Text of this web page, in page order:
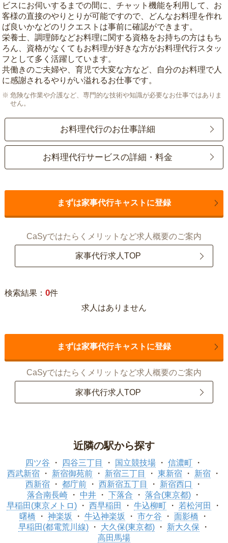
ビスにお伺いするまでの間に、チャット機能を利用して、お
客様の直接のやりとりが可能ですので、どんなお料理を作れ
ば良いかなどのリクエストは事前に確認ができます。
栄養士、調理師などお料理に関する資格をお持ちの方はもち
ろん、資格がなくてもお料理が好きな方がお料理代行スタッ
フとして多く活躍しています。
共働きのご夫婦や、育児で大変な方など、自分のお料理で人
に感謝されるやりがい溢れるお仕事です。
危険な作業や介護など、専門的な技術や知識が必要なお仕事ではありま
せん。
お料理代行のお仕事詳細
お料理代行サービスの詳細・料金
まずは家事代行キャストに登録
CaSyではたらくメリットなど求人概要のご案内
家事代行求人TOP
検索結果： 0件
求人はありません
まずは家事代行キャストに登録
CaSyではたらくメリットなど求人概要のご案内
家事代行求人TOP
近隣の駅から探す
四ツ谷 四谷三丁目 国立競技場
信濃町
西武新宿
新宿御苑前 新宿三丁目 東新宿
新宿
西新宿
都庁前 西新宿五丁目
新宿西口
落合南長崎
中井 下落合
落合(東京都)
早稲田(東京メトロ)
西早稲田 牛込柳町
若松河田
曙橋
神楽坂 牛込神楽坂 市ケ谷
面影橋
早稲田(都電荒川線)
大久保(東京都)
新大久保
高田馬場